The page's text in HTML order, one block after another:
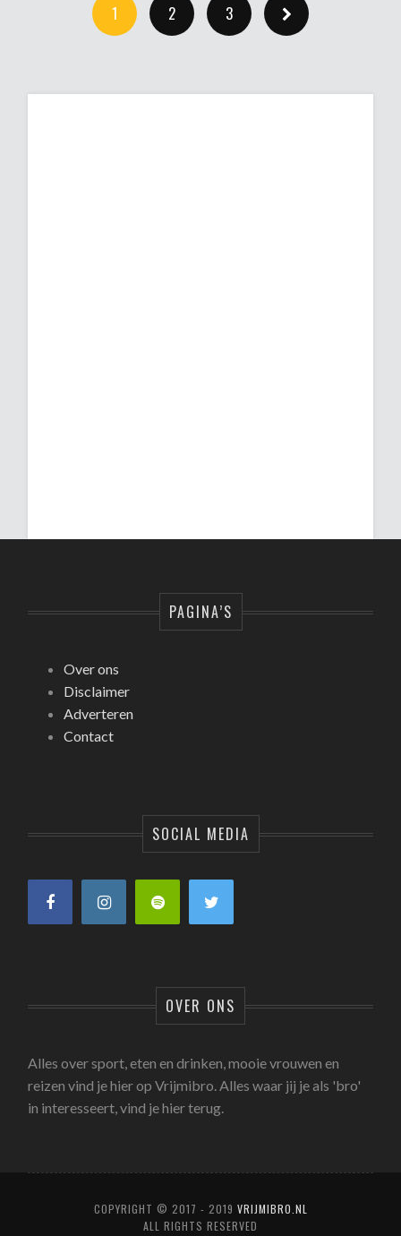
1 2 3
PAGINA’S
Over ons
Disclaimer
Adverteren
Contact
SOCIAL MEDIA
OVER ONS
Alles over sport, eten en drinken, mooie vrouwen en
reizen vind je hier op Vrijmibro. Alles waar jij je als 'bro'
in interesseert, vind je hier terug.
COPYRIGHT © 2017 - 2019 VRIJMIBRO.NL
ALL RIGHTS RESERVED